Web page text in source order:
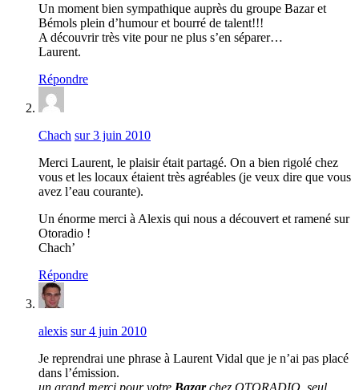
Un moment bien sympathique auprès du groupe Bazar et
Bémols plein d’humour et bourré de talent!!!
A découvrir très vite pour ne plus s’en séparer…
Laurent.
Répondre
Chach sur 3 juin 2010
Merci Laurent, le plaisir était partagé. On a bien rigolé chez
vous et les locaux étaient très agréables (je veux dire que vous
avez l’eau courante).
Un énorme merci à Alexis qui nous a découvert et ramené sur
Otoradio !
Chach’
Répondre
alexis sur 4 juin 2010
Je reprendrai une phrase à Laurent Vidal que je n’ai pas placé
dans l’émission.
un grand merci pour votre Bazarchez OTORADIO, seul